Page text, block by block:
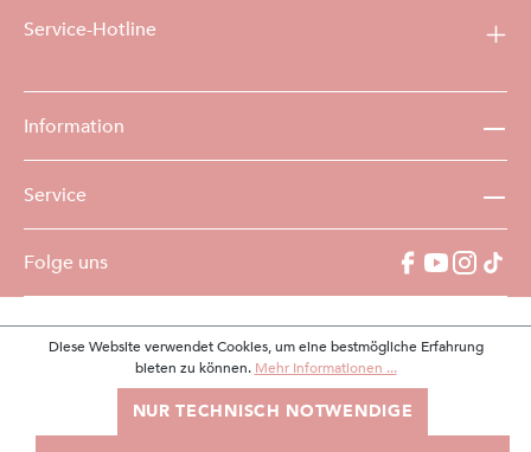
Service-Hotline
Information
Service
Folge uns
Diese Website verwendet Cookies, um eine bestmögliche Erfahrung
bieten zu können. Mehr Informationen ...
NUR TECHNISCH NOTWENDIGE